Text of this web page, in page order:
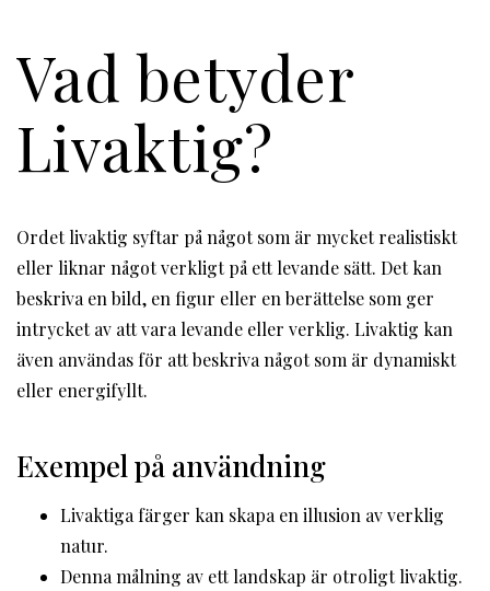
Vad betyder
Livaktig?
Ordet livaktig syftar på något som är mycket realistiskt
eller liknar något verkligt på ett levande sätt. Det kan
beskriva en bild, en figur eller en berättelse som ger
intrycket av att vara levande eller verklig. Livaktig kan
även användas för att beskriva något som är dynamiskt
eller energifyllt.
Exempel på användning
Livaktiga färger kan skapa en illusion av verklig
natur.
Denna målning av ett landskap är otroligt livaktig.